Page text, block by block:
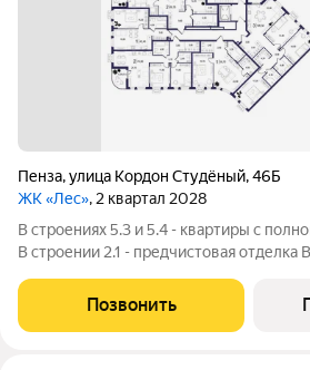
Пенза,улица Кордон Студёный,46Б
ЖК «Лес», 2 квартал 2028
В строениях 5.3 и 5.4 - квартиры с
В строении 2.1 - предчистовая отделка
идеально подходит именно вам.
КЛЮЧ» (Строения
Позвонить